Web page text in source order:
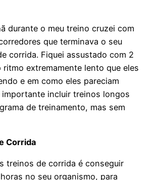
durante o meu treino cruzei com
que terminava o seu
corrida. Fiquei assustado com 2
ritmo extremamente lento que eles
e em como eles pareciam
incluir treinos longos
de treinamento, mas sem
Corrida
treinos de corrida é conseguir
no seu organismo, para